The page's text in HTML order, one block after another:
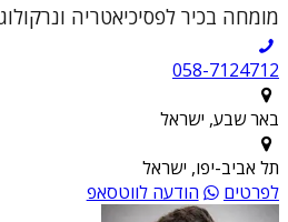
מומחה בכיר לפסיכיאטריה ונרקולוג
058-7124712
באר שבע, ישראל
תל אביב-יפו, ישראל
לפרטים
הודעה לווטסאפ